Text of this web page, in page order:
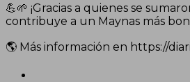
💪🌱 ¡Gracias a quienes se
contribuye a un Maynas más
🌎 Más información en https://